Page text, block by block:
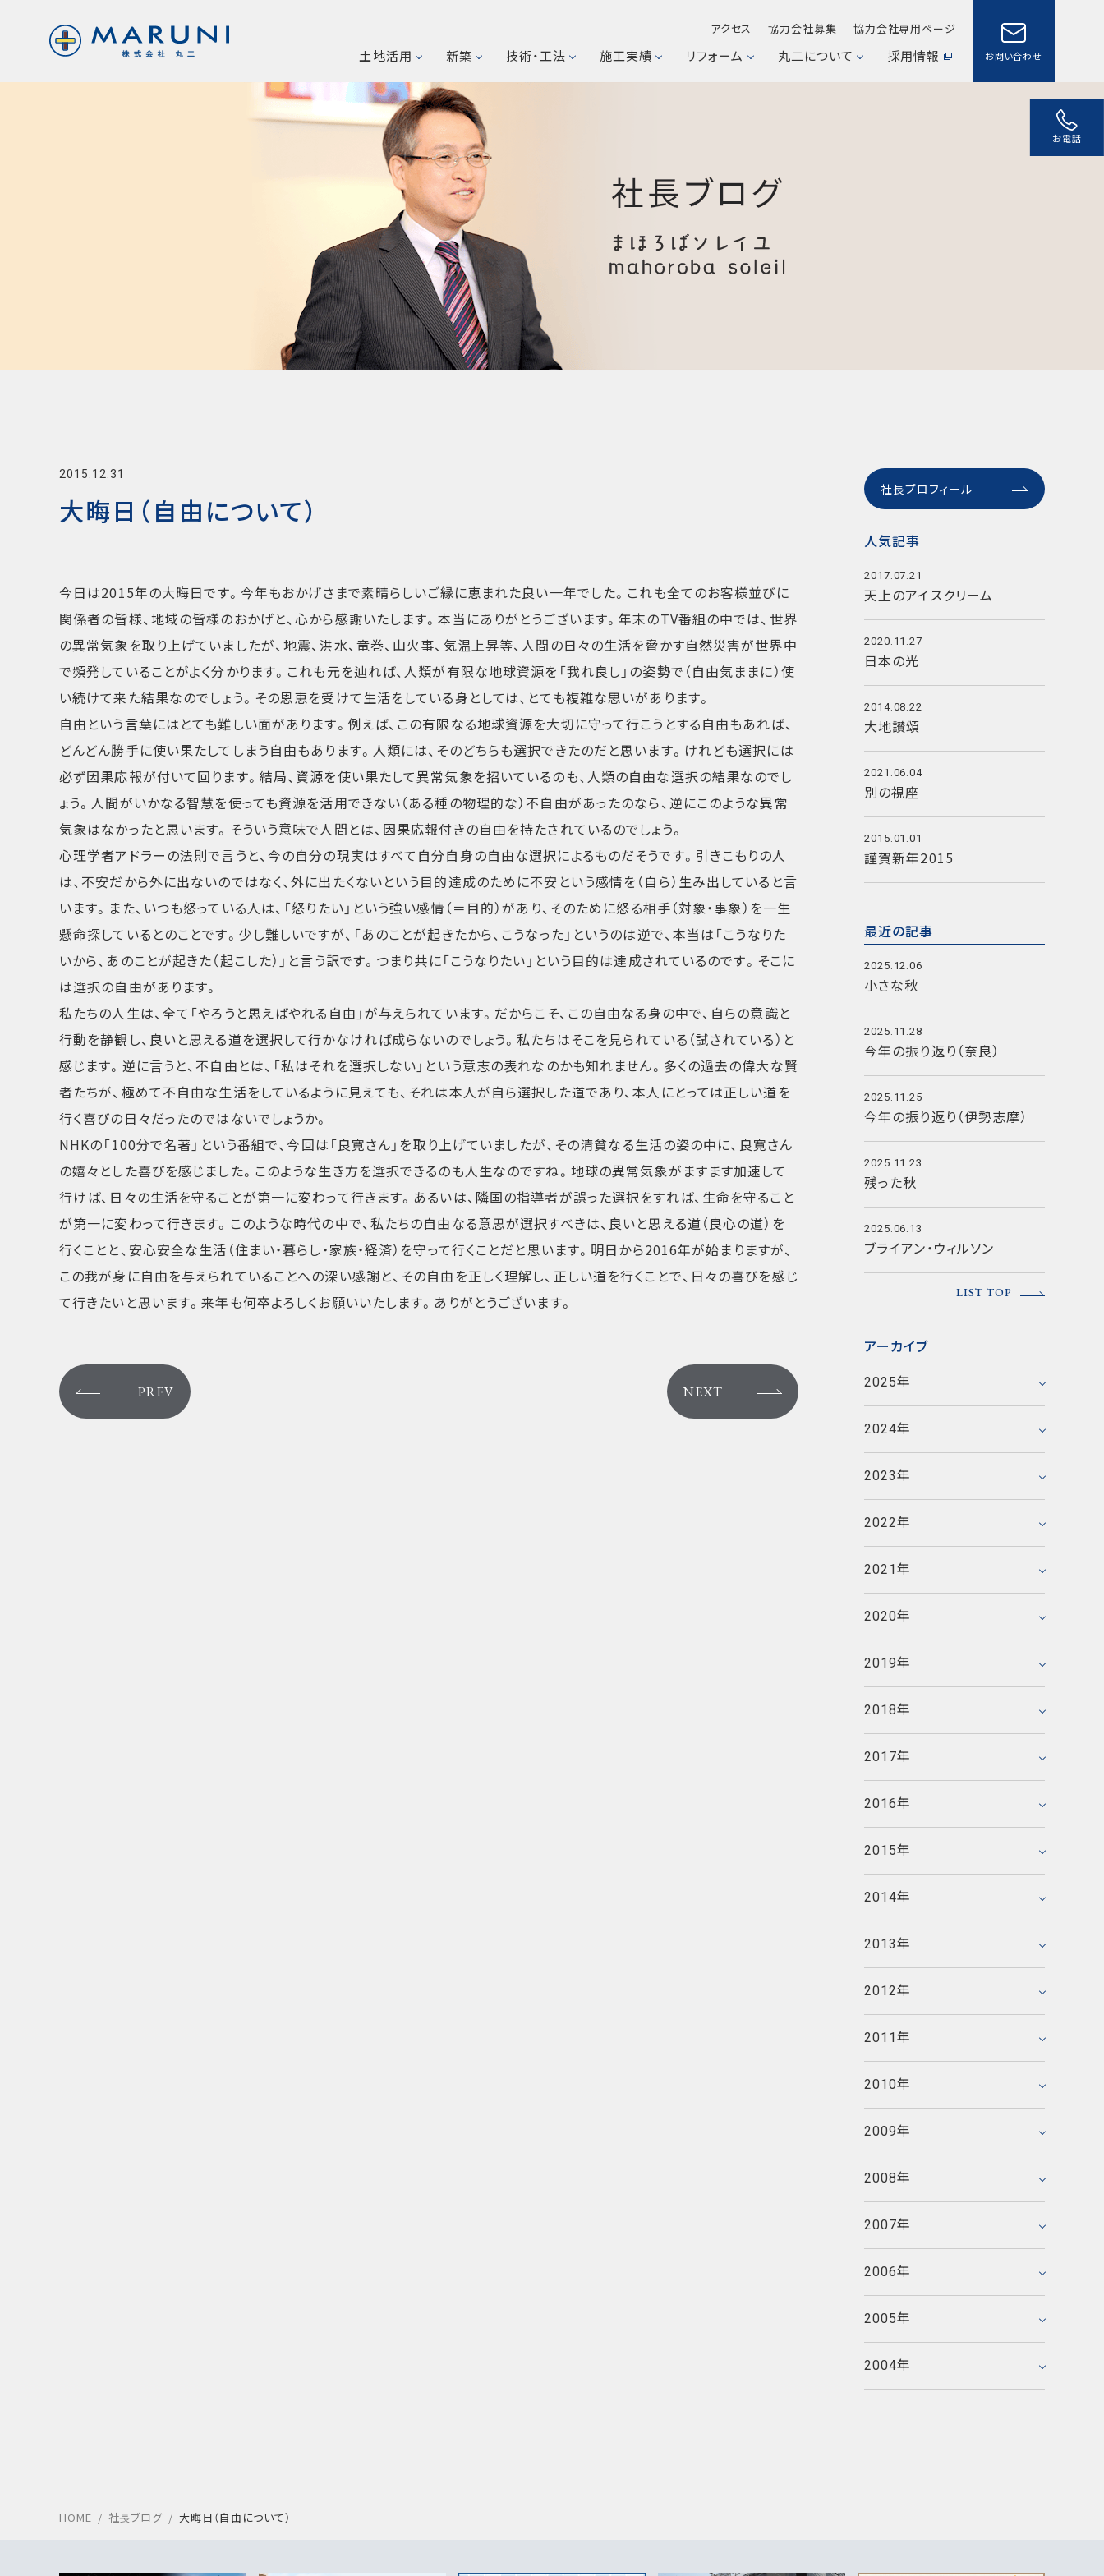
土地活用 新築 技術・工法 施工実績 リフォーム 丸二について 採用情報
アクセス 協力会社募集 協力会社専用ページ
お電話
お問い合わせ
2015.12.31
大晦日（自由について）
今日は2015年の大晦日です。今年もおかげさまで素晴らしいご縁に恵まれた良い一年でした。これも全てのお客様並びに
関係者の皆様、地域の皆様のおかげと、心から感謝いたします。本当にありがとうございます。年末のTV番組の中では、世界
の異常気象を取り上げていましたが、地震、洪水、竜巻、山火事、気温上昇等、人間の日々の生活を脅かす自然災害が世界中
で頻発していることがよく分かります。これも元を辿れば、人類が有限な地球資源を「我れ良し」の姿勢で（自由気ままに）使
い続けて来た結果なのでしょう。その恩恵を受けて生活をしている身としては、とても複雑な思いがあります。
自由という言葉にはとても難しい面があります。例えば、この有限なる地球資源を大切に守って行こうとする自由もあれば、
どんどん勝手に使い果たしてしまう自由もあります。人類には、そのどちらも選択できたのだと思います。けれども選択には
必ず因果応報が付いて回ります。結局、資源を使い果たして異常気象を招いているのも、人類の自由な選択の結果なのでし
ょう。人間がいかなる智慧を使っても資源を活用できない（ある種の物理的な）不自由があったのなら、逆にこのような異常
気象はなかったと思います。そういう意味で人間とは、因果応報付きの自由を持たされているのでしょう。
心理学者アドラーの法則で言うと、今の自分の現実はすべて自分自身の自由な選択によるものだそうです。引きこもりの人
は、不安だから外に出ないのではなく、外に出たくないという目的達成のために不安という感情を（自ら）生み出していると言
います。また、いつも怒っている人は、「怒りたい」という強い感情（＝目的）があり、そのために怒る相手（対象・事象）を一生
懸命探しているとのことです。少し難しいですが、「あのことが起きたから、こうなった」というのは逆で、本当は「こうなりた
いから、あのことが起きた（起こした）」と言う訳です。つまり共に「こうなりたい」という目的は達成されているのです。そこに
は選択の自由があります。
私たちの人生は、全て「やろうと思えばやれる自由」が与えられています。だからこそ、この自由なる身の中で、自らの意識と
行動を静観し、良いと思える道を選択して行かなければ成らないのでしょう。私たちはそこを見られている（試されている）と
感じます。逆に言うと、不自由とは、「私はそれを選択しない」という意志の表れなのかも知れません。多くの過去の偉大な賢
者たちが、極めて不自由な生活をしているように見えても、それは本人が自ら選択した道であり、本人にとっては正しい道を
行く喜びの日々だったのではないでしょうか。
NHKの「100分で名著」という番組で、今回は「良寛さん」を取り上げていましたが、その清貧なる生活の姿の中に、良寛さん
の嬉々とした喜びを感じました。このような生き方を選択できるのも人生なのですね。地球の異常気象がますます加速して
行けば、日々の生活を守ることが第一に変わって行きます。あるいは、隣国の指導者が誤った選択をすれば、生命を守ること
が第一に変わって行きます。このような時代の中で、私たちの自由なる意思が選択すべきは、良いと思える道（良心の道）を
行くことと、安心安全な生活（住まい・暮らし・家族・経済）を守って行くことだと思います。明日から2016年が始まりますが、
この我が身に自由を与えられていることへの深い感謝と、その自由を正しく理解し、正しい道を行くことで、日々の喜びを感じ
て行きたいと思います。来年も何卒よろしくお願いいたします。ありがとうございます。
PREV NEXT
社長プロフィール
人気記事
2017.07.21
天上のアイスクリーム
2020.11.27
日本の光
2014.08.22
大地讃頌
2021.06.04
別の視座
2015.01.01
謹賀新年2015
最近の記事
2025.12.06
小さな秋
2025.11.28
今年の振り返り（奈良）
2025.11.25
今年の振り返り（伊勢志摩）
2025.11.23
残った秋
2025.06.13
ブライアン・ウィルソン
LIST TOP
アーカイブ
2025年
2025年12月
2025年5月
2025年1月
2024年
2024年12月
2024年5月
2023年
2023年12月
2023年9月
2023年3月
2022年
2022年1月
2021年
2021年4月
2021年1月
2020年
2020年12月
2020年11月
2020年8月
2020年4月
2020年1月
2019年
2019年12月
2019年4月
2019年1月
2018年
2018年10月
2018年8月
2018年7月
2018年3月
2018年1月
2017年
2017年12月
2017年11月
2017年8月
2017年7月
2017年6月
2017年3月
2017年1月
2016年
2016年12月
2016年11月
2016年8月
2016年7月
2016年6月
2016年3月
2016年1月
2015年
2015年12月
2015年9月
2015年8月
2015年7月
2015年3月
2015年1月
2014年
2014年12月
2014年11月
2014年8月
2014年7月
2014年6月
2014年3月
2014年1月
2013年
2013年12月
2013年11月
2013年8月
2013年7月
2013年6月
2013年3月
2013年1月
2012年
2012年12月
2012年11月
2012年8月
2012年7月
2012年6月
2012年3月
2012年1月
2011年
2011年12月
2011年11月
2011年8月
2011年7月
2011年6月
2011年3月
2011年1月
2010年
2010年12月
2010年11月
2010年8月
2010年7月
2010年6月
2010年3月
2010年1月
2009年
2009年12月
2009年11月
2009年8月
2009年7月
2009年6月
2009年3月
2009年1月
2008年
2008年12月
2008年11月
2008年8月
2008年7月
2008年6月
2008年3月
2008年1月
2007年
2007年12月
2007年11月
2007年8月
2007年7月
2007年6月
2007年3月
2007年1月
2006年
2006年12月
2006年11月
2006年8月
2006年7月
2006年6月
2006年3月
2006年1月
2005年
2005年12月
2005年11月
2005年8月
2005年7月
2005年6月
2005年3月
2005年1月
2004年
2004年12月
HOME 社長ブログ 大晦日（自由について）